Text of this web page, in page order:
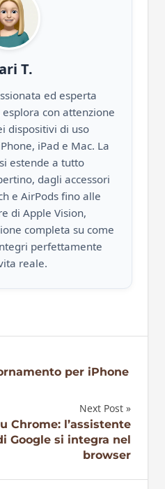
T.
ed esperta
esplora con attenzione
dispositivi di uso
iPad e Mac. La
estende a tutto
dagli accessori
e AirPods fino alle
di Apple Vision,
completa su come
perfettamente
reale.
per iPhone
Next Post
Chrome: l’assistente
Google si integra nel
browser